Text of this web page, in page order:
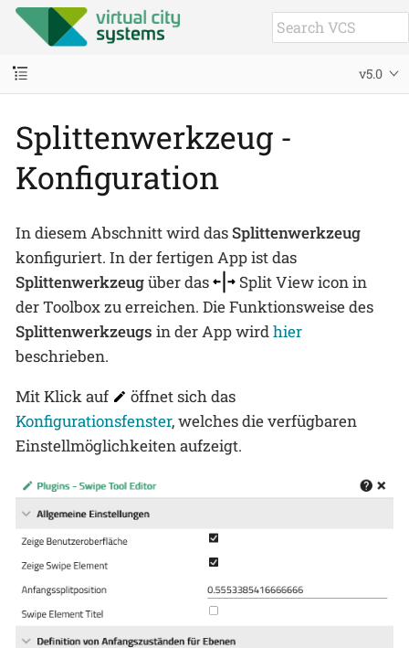
v5.0
Splittenwerkzeug -
Konfiguration
In diesem Abschnitt wird dasSplittenwerkzeug
konfiguriert. In der fertigen App ist das
Splittenwerkzeugüber das
Split View icon in
der Toolbox zu erreichen. Die Funktionsweise des
Splittenwerkzeugs in der App wirdhier
beschrieben.
Mit Klick auf
öffnet sich das
Konfigurationsfenster, welches die verfügbaren
Einstellmöglichkeiten aufzeigt.